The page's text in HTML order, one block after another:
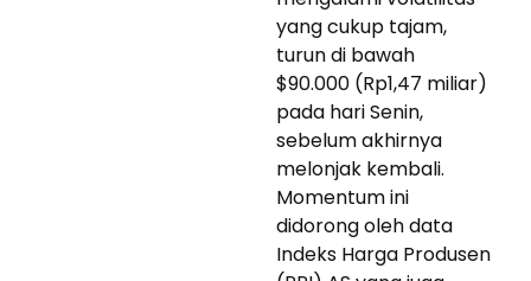
yang cukup tajam,
turun di bawah
$90.000 (Rp1,47 miliar)
pada hari Senin,
sebelum akhirnya
melonjak kembali.
Momentum ini
didorong oleh data
Indeks Harga Produsen